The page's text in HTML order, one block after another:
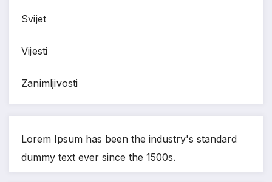
Svijet
Vijesti
Zanimljivosti
Lorem Ipsum has been the industry's standard
dummy text ever since the 1500s.